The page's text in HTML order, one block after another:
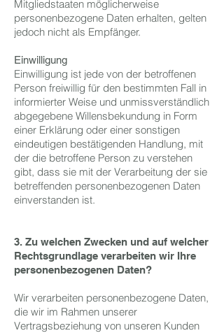
Mitgliedstaaten möglicherweise
personenbezogene Daten erhalten, gelten
jedoch nicht als Empfänger.
Einwilligung
Einwilligung ist jede von der betroffenen
Person freiwillig für den bestimmten Fall in
informierter Weise und unmissverständlich
abgegebene Willensbekundung in Form
einer Erklärung oder einer sonstigen
eindeutigen bestätigenden Handlung, mit
der die betroffene Person zu verstehen
gibt, dass sie mit der Verarbeitung der sie
betreffenden personenbezogenen Daten
einverstanden ist.
3. Zu welchen Zwecken und auf welcher
Rechtsgrundlage verarbeiten wir Ihre
personenbezogenen Daten?
Wir verarbeiten personenbezogene Daten,
die wir im Rahmen unserer
Vertragsbeziehung von unseren Kunden